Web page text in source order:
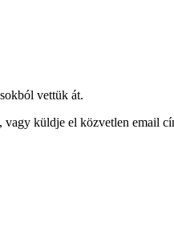
vettük át.
küldje el közvetlen email